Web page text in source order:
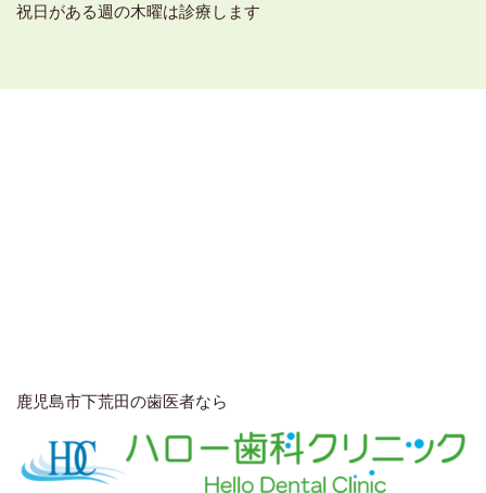
祝日がある週の木曜は診療します
鹿児島市下荒田の歯医者なら